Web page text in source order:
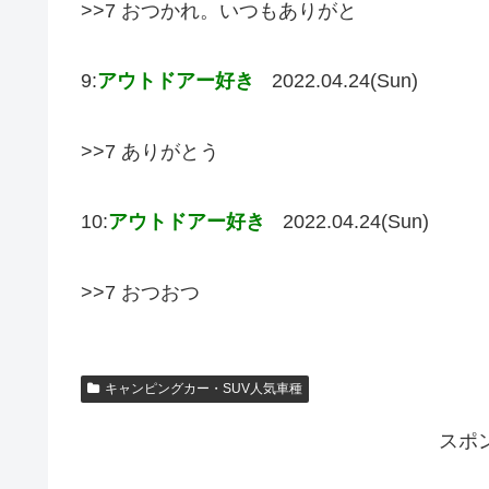
>>7 おつかれ。いつもありがと
9:アウトドアー好き 2022.04.24(Sun)
>>7 ありがとう
10:アウトドアー好き 2022.04.24(Sun)
>>7 おつおつ
キャンピングカー・SUV人気車種
スポ